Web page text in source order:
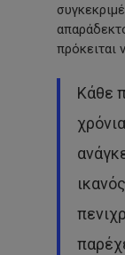
πρόκειται
Κάθε